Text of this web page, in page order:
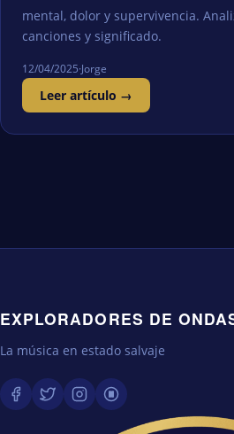
mental, dolor y supervivencia.
canciones y significado.
12/04/2025·Jorge
Leer artículo →
EXPLORADORES DE
La música en estado salvaje